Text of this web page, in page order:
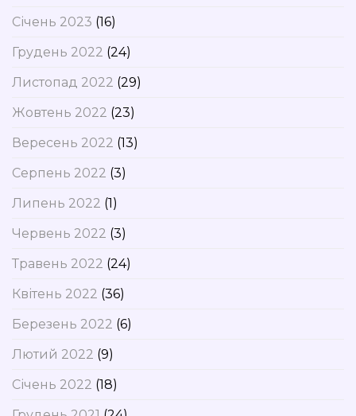
Січень 2023 (16)
Грудень 2022 (24)
Листопад 2022 (29)
Жовтень 2022 (23)
Вересень 2022 (13)
Серпень 2022 (3)
Липень 2022 (1)
Червень 2022 (3)
Травень 2022 (24)
Квітень 2022 (36)
Березень 2022 (6)
Лютий 2022 (9)
Січень 2022 (18)